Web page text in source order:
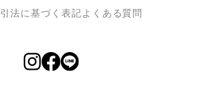
法に基づく表記よくある質問